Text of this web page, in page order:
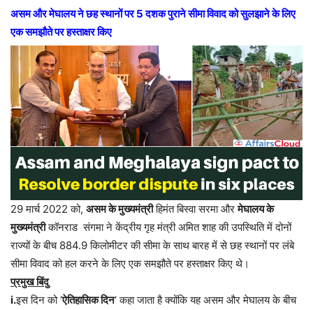
असम और मेघालय ने छह स्थानों पर 5 दशक पुराने सीमा विवाद को सुलझाने के लिए
एक समझौते पर हस्ताक्षर किए
29 मार्च 2022 को, असम के मुख्यमंत्रीहिमंत बिस्वा सरमा औरमेघालय के
मुख्यमंत्रीकॉनराड संगमा ने केंद्रीय गृह मंत्री अमित शाह की उपस्थिति में दोनों
राज्यों के बीच 884.9 किलोमीटर की सीमा के साथ बारह में से छह स्थानों पर लंबे
सीमा विवाद को हल करने के लिए एक समझौते पर हस्ताक्षर किए थे।
प्रमुख बिंदु
i.इस दिन को ‘ऐतिहासिक दिन‘ कहा जाता है क्योंकि यह असम और मेघालय के बीच